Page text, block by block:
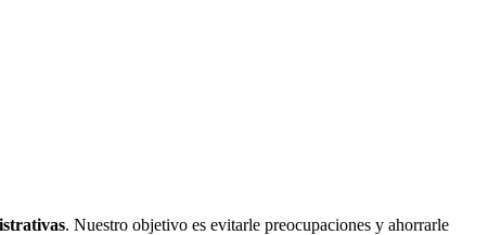
. Nuestro objetivo es evitarle preocupaciones y ahorrarle